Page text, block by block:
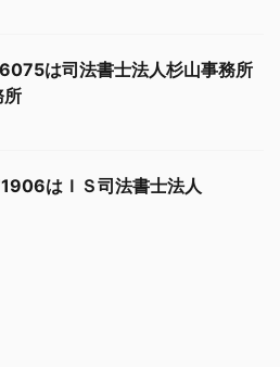
は司法書士法人杉山事務所
所
はＩＳ司法書士法人